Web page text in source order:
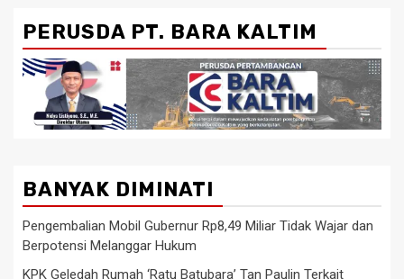
PERUSDA PT. BARA KALTIM
BANYAK DIMINATI
Pengembalian Mobil Gubernur Rp8,49 Miliar Tidak Wajar dan
Berpotensi Melanggar Hukum
KPK Geledah Rumah ‘Ratu Batubara’ Tan Paulin Terkait